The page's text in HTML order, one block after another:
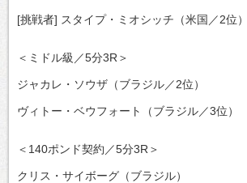
[挑戦者] スタイプ・ミオシッチ（米国／2位）
＜ミドル級／5分3R＞
ジャカレ・ソウザ（ブラジル／2位）
ヴィトー・ベウフォート（ブラジル／3位）
＜140ポンド契約／5分3R＞
クリス・サイボーグ（ブラジル）